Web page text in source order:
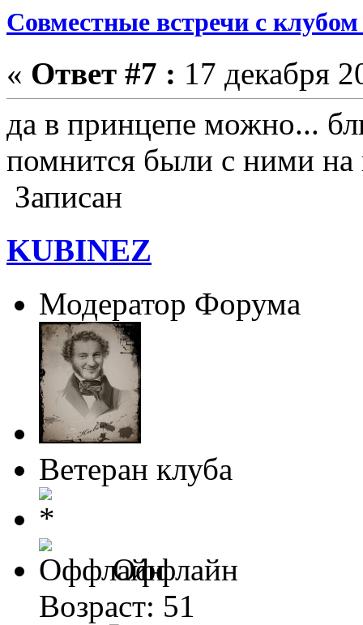
Совместные встречи с
« Ответ #7 : 17 декабря
да в принцепе можно...
помнится были с ними на
Записан
KUBINEZ
Модератор Форума
Ветеран клуба
Оффлайн
Возраст: 51